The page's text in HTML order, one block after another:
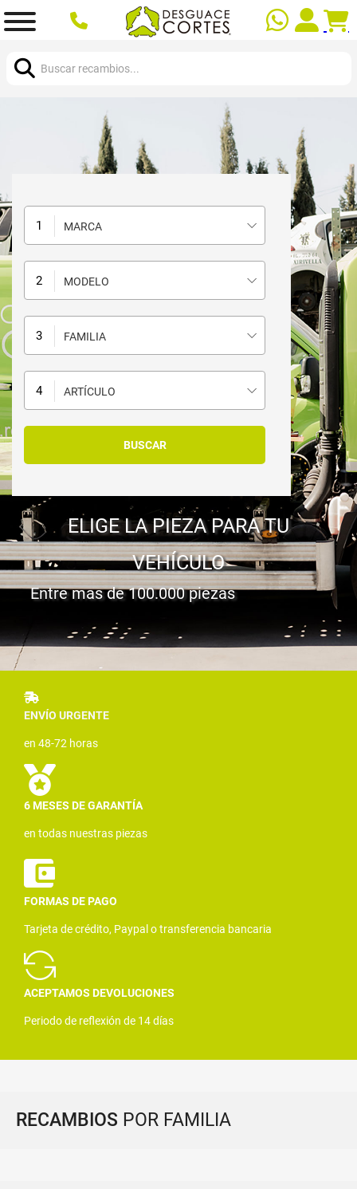
MARCA
MODELO
FAMILIA
ARTÍCULO
ELIGE LA PIEZA PARA TU
VEHÍCULO
Entre mas de 100.000 piezas
ENVÍO URGENTE
en 48-72 horas
6 MESES DE GARANTÍA
en todas nuestras piezas
FORMAS DE PAGO
Tarjeta de crédito, Paypal o transferencia bancaria
ACEPTAMOS DEVOLUCIONES
Periodo de reflexión de 14 días
RECAMBIOS POR FAMILIA